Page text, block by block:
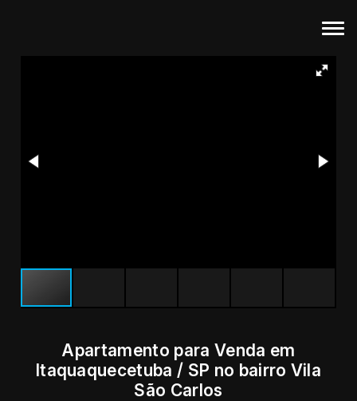
Apartamento para Venda em
Itaquaquecetuba / SP no bairro Vila
São Carlos